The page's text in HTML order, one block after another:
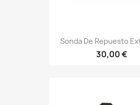
Sonda De Repuesto
30,00 €